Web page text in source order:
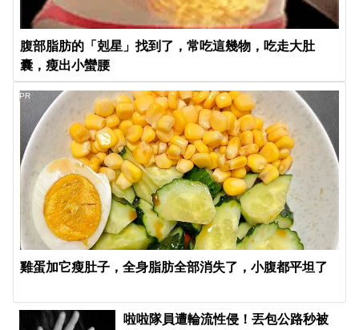
腹部脂肪的「剋星」找到了，常吃這幾物，吃走大肚
囊，瘦出小蠻腰
雞蛋加它瘦肚子，全身脂肪全部消失了，小腹都平坦了
PR
啦啦隊員遭輪流性侵！丟包公路秒被